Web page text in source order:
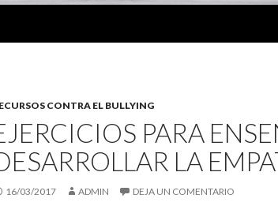
CONTRA EL BULLYING
PARA
LA
16/03/2017 ADMIN DEJA UN COMENTARIO